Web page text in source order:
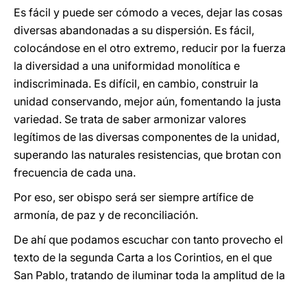
Es fácil y puede ser cómodo a veces, dejar las cosas
diversas abandonadas a su dispersión. Es fácil,
colocándose en el otro extremo, reducir por la fuerza
la diversidad a una uniformidad monolítica e
indiscriminada. Es difícil, en cambio, construir la
unidad conservando, mejor aún, fomentando la justa
variedad. Se trata de saber armonizar valores
legítimos de las diversas componentes de la unidad,
superando las naturales resistencias, que brotan con
frecuencia de cada una.
Por eso, ser obispo será ser siempre artífice de
armonía, de paz y de reconciliación.
De ahí que podamos escuchar con tanto provecho el
texto de la segunda Carta a los Corintios, en el que
San Pablo, tratando de iluminar toda la amplitud de la